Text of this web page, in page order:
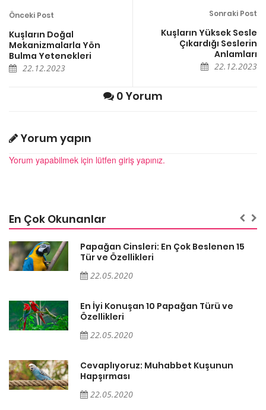
Önceki Post
Kuşların Doğal
Mekanizmalarla Yön
Bulma Yetenekleri
22.12.2023
Sonraki Post
Kuşların Yüksek Sesle
Çıkardığı Seslerin
Anlamları
22.12.2023
0 Yorum
Yorum yapın
Yorum yapabilmek için lütfen giriş yapınız.
En Çok Okunanlar
Papağan Cinsleri: En Çok Beslenen 15
Tür ve Özellikleri
22.05.2020
En İyi Konuşan 10 Papağan Türü ve
Özellikleri
22.05.2020
Cevaplıyoruz: Muhabbet Kuşunun
Hapşırması
22.05.2020